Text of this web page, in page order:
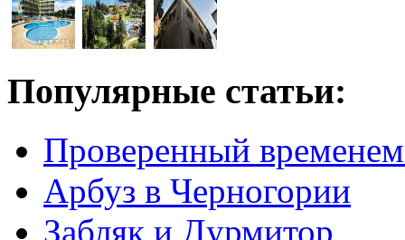
Популярные статьи:
Проверенный временем
Арбуз в Черногории
Забляк и Дурмитор